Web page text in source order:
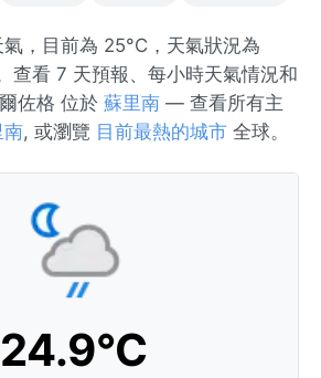
，目前為 25°C，天氣狀況為
查看 7 天預報、每小時天氣情況和
佐格 位於 蘇里南 — 查看所有主
南, 或瀏覽 目前最熱的城市 全球。
24.9°C